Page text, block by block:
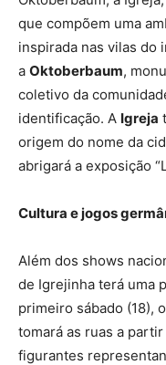
que compõem uma
inspirada nas vilas do
a Oktoberbaum,
coletivo da
identificação. A Igreja
origem do nome da
abrigará a exposição
Cultura e jogos
Além dos shows
de Igrejinha terá uma
primeiro sábado (18),
tomará as ruas a
figurantes